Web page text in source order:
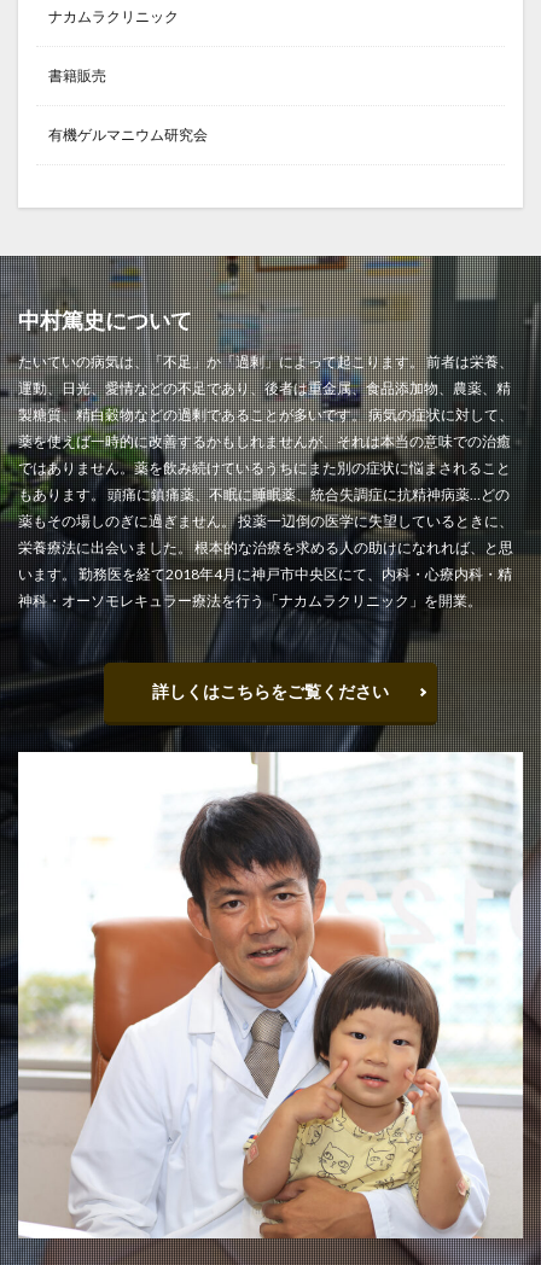
ナカムラクリニック
書籍販売
有機ゲルマニウム研究会
中村篤史について
たいていの病気は、「不足」か「過剰」によって起こります。 前者は栄養、
運動、日光、愛情などの不足であり、後者は重金属、食品添加物、農薬、精
製糖質、精白穀物などの過剰であることが多いです。 病気の症状に対して、
薬を使えば一時的に改善するかもしれませんが、それは本当の意味での治癒
ではありません。薬を飲み続けているうちにまた別の症状に悩まされること
もあります。 頭痛に鎮痛薬、不眠に睡眠薬、統合失調症に抗精神病薬…どの
薬もその場しのぎに過ぎません。 投薬一辺倒の医学に失望しているときに、
栄養療法に出会いました。 根本的な治療を求める人の助けになれれば、と思
います。 勤務医を経て2018年4月に神戸市中央区にて、内科・心療内科・精
神科・オーソモレキュラー療法を行う「ナカムラクリニック」を開業。
詳しくはこちらをご覧ください